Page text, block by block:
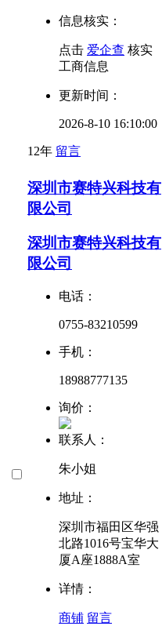
信息核实：
点击 爱企查 核实
工商信息
更新时间：
2026-8-10 16:10:00
12年 留言
深圳市赛特兴科技有
限公司
深圳市赛特兴科技有
限公司
电话：
0755-83210599
手机：
18988777135
询价：
联系人：
朱小姐
地址：
深圳市福田区华强
北路1016号宝华大
厦A座1888A室
详情：
商铺 留言